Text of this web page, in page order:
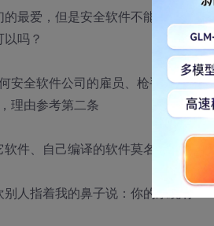
最爱，但是安全软件不能这么随
吗？
安全软件公司的雇员、枪手、水军
理由参考第二条
软件、自己编译的软件莫名其妙的被
人指着我的鼻子说：你的系统有XX